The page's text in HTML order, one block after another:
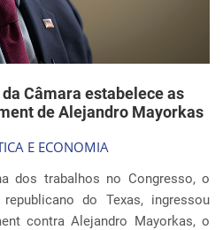
Câmara estabelece as
de Alejandro Mayorkas
E ECONOMIA
dos trabalhos no Congresso, o
do Texas, ingressou
contra Alejandro Mayorkas, o